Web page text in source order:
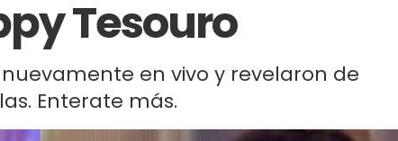
Tesouro
en vivo y revelaron de
Enterate más.